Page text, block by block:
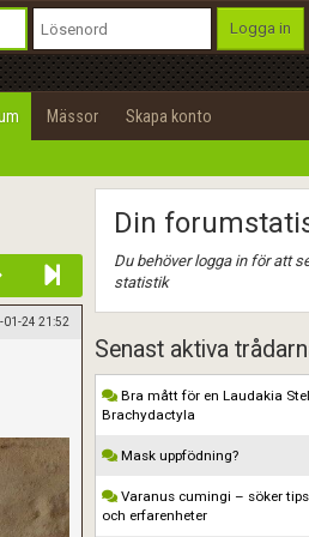
Logga in
Mässor Skapa konto
01-24 21:52
Din
Du behöver logga in för att
statistik
Senast aktiva
Bra mått för en Laudakia
Brachydactyla
Mask uppfödning?
Varanus cumingi – söker
och erfarenheter